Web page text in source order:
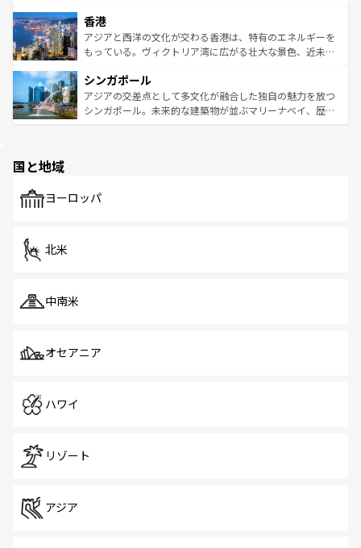
とつ。フォーやバインミー、ベトナムコーヒーなどは、ぜ
ひ現地で味わいたい。どの地域を訪れてもあたたかい人々
が旅行者を迎えてくれるので、きっと忘れられない旅にな
参照してほしい。
の活気が交差している。北部ではチェンマイなどの山岳地
帯で自然と触れ合い、南部ではプーケットやクラビの美し
いビーチでリゾート気分を楽しむことができる。タイ料理
激する。気候は一年中温暖で、どの季節にも異なる楽しみ
が待っている。親しみやすいタイの人々、仏教を中心とし
た文化、そして多様な観光資源が、訪れる旅人を魅了し続
香港
アジアと西洋の文化が交わる香港は、特有のエネルギーを
もっている。ヴィクトリア湾に広がる壮大な景色、近未来
み、どこを訪れても感動するはず。観光スポットが密集し
ており、効率よく見どころを回れるのも魅力。息をのむよ
うな絶景から文化的な体験まで、香港を存分に楽しみ尽く
シンガポール
アジアの交差点として多文化が融合した独自の魅力を放つ
シンガポール。未来的な建築物が並ぶマリーナベイ、歴史
で、ホーカーズは地元の風情を楽しめる外せないスポット
国と地域
ヨーロッパ
北米
中南米
オセアニア
ハワイ
リゾート
アジア